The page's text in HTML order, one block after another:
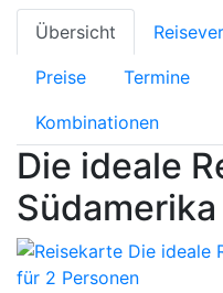
Übersicht
Preise Termine
Kombinationen
Die ideale